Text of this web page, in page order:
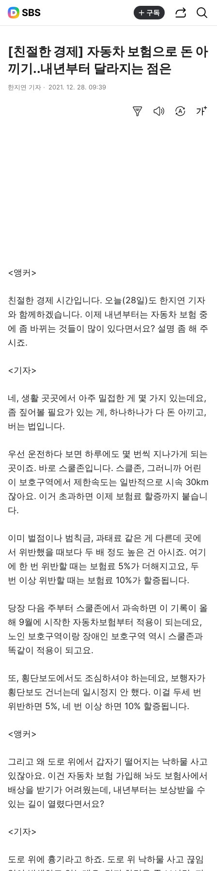
SBS 구독
[친절한 경제] 자동차 보험으로 돈 아
끼기..내년부터 달라지는 점은
한지연 기자 2021. 12. 28. 09:39
<앵커>
친절한 경제 시간입니다. 오늘(28일)도 한지연 기자
와 함께하겠습니다. 이제 내년부터는 자동차 보험 중
에 좀 바뀌는 것들이 많이 있다면서요? 설명 좀 해 주
시죠.
<기자>
네, 생활 곳곳에서 아주 밀접한 게 몇 가지 있는데요,
좀 짚어볼 필요가 있는 게, 하나하나가 다 돈 아끼고,
버는 법입니다.
우선 운전하다 보면 하루에도 몇 번씩 지나가게 되는
곳이죠. 바로 스쿨존입니다. 스클존, 그러니까 어린
이 보호구역에서 제한속도는 일반적으로 시속 30km
잖아요. 이거 초과하면 이제 보험료 할증까지 붙습니
다.
이미 벌점이나 범칙금, 과태료 같은 게 다른데 곳에
서 위반했을 때보다 두 배 정도 높은 건 아시죠. 여기
에 한 번 위반할 때는 보험료 5%가 더해지고요, 두
번 이상 위반할 때는 보험료 10%가 할증됩니다.
당장 다음 주부터 스쿨존에서 과속하면 이 기록이 올
해 9월에 시작한 자동차보험부터 적용이 되는데요,
노인 보호구역이랑 장애인 보호구역 역시 스쿨존과
똑같이 적용이 되고요.
또, 횡단보도에서도 조심하셔야 하는데요, 보행자가
횡단보도 건너는데 일시정지 안 했다. 이걸 두세 번
위반하면 5%, 네 번 이상 하면 10% 할증됩니다.
<앵커>
그리고 왜 도로 위에서 갑자기 떨어지는 낙하물 사고
있잖아요. 이건 자동차 보험 가입해 놔도 보험사에서
배상을 받기가 어려웠는데, 내년부터는 보상받을 수
있는 길이 열렸다면서요?
<기자>
도로 위에 흉기라고 하죠. 도로 위 낙하물 사고 끊임